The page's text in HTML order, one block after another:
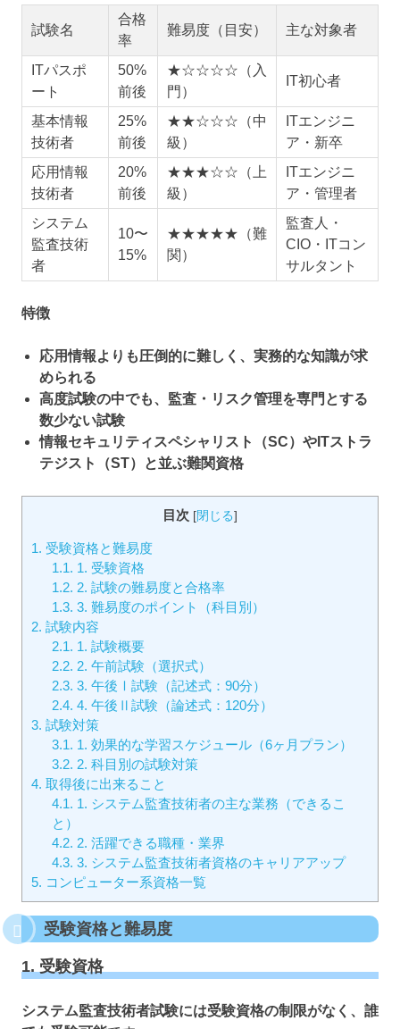
試験名
合格
率
難易度（目安） 主な対象者
ITパスポ
ート
50%
前後
★☆☆☆☆（入
門）
IT初心者
基本情報
技術者
25%
前後
★★☆☆☆（中
級）
ITエンジニ
ア・新卒
応用情報
技術者
20%
前後
★★★☆☆（上
級）
ITエンジニ
ア・管理者
システム
監査技術
者
10〜
15%
★★★★★（難
関）
監査人・
CIO・ITコン
サルタント
特徴
応用情報よりも圧倒的に難しく、実務的な知識が求
められる
高度試験の中でも、監査・リスク管理を専門とする
数少ない試験
情報セキュリティスペシャリスト（SC）やITストラ
テジスト（ST）と並ぶ難関資格
目次 [閉じる]
1. 受験資格と難易度
1.1. 1. 受験資格
1.2. 2. 試験の難易度と合格率
1.3. 3. 難易度のポイント（科目別）
2. 試験内容
2.1. 1. 試験概要
2.2. 2. 午前試験（選択式）
2.3. 3. 午後Ⅰ試験（記述式：90分）
2.4. 4. 午後Ⅱ試験（論述式：120分）
3. 試験対策
3.1. 1. 効果的な学習スケジュール（6ヶ月プラン）
3.2. 2. 科目別の試験対策
4. 取得後に出来ること
4.1. 1. システム監査技術者の主な業務（できるこ
と）
4.2. 2. 活躍できる職種・業界
4.3. 3. システム監査技術者資格のキャリアアップ
5. コンピューター系資格一覧
受験資格と難易度
1. 受験資格
システム監査技術者試験には受験資格の制限がなく、誰